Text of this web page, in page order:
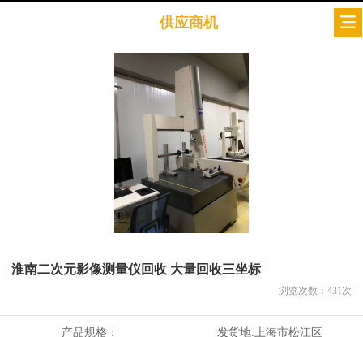
供应商机
淮南二次元影像测量仪回收 大量回收三坐标
浏览次数： 431 次
产品规格： 发货地:上海市松江区